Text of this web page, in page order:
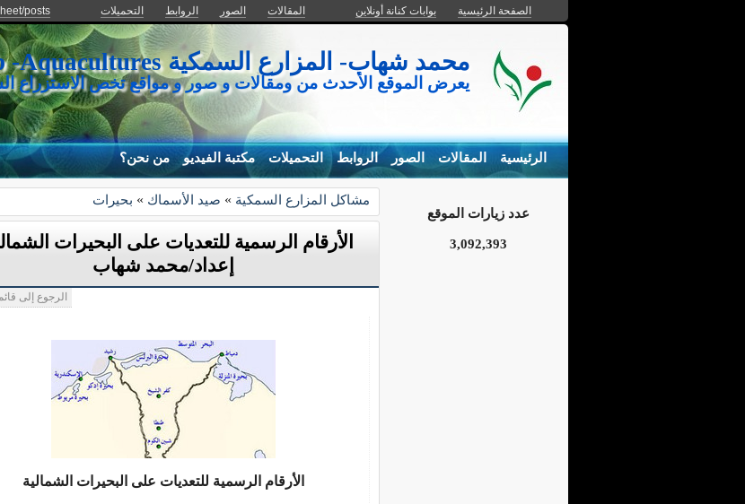
الصفحة الرئيسية بوابات كنانة أونلاين المقالات الصور الروابط التحميلات posts
محمد شهاب- المزارع السمكية Mohamed Shihab -Aquacultures
يعرض الموقع الأحدث من ومقالات و صور و مواقع تخص الاستزراع
الرئيسية المقالات الصور الروابط التحميلات مكتبة الفيديو من نحن؟
مشاكل المزارع السمكية » صيد الأسماك » بحيرات
الأرقام الرسمية للتعديات على البحيرات
إعداد/محمد شهاب
الرجوع إلى
الأرقام الرسمية للتعديات على البحيرات الشمالية
عدد زيارات الموقع
3,092,393